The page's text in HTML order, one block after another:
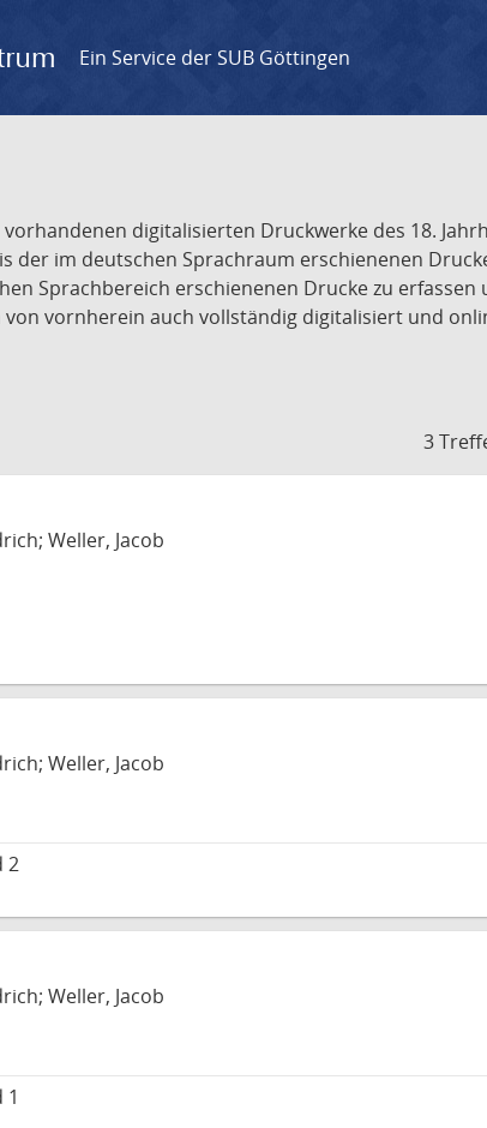
Ein Service der SUB Göttingen
digitalisierten Druckwerke des 18.
im deutschen Sprachraum erschienenen
Sprachbereich erschienenen Drucke zu
vornherein auch vollständig digitalisiert und
3
Weller, Jacob
Weller, Jacob
2
Weller, Jacob
1